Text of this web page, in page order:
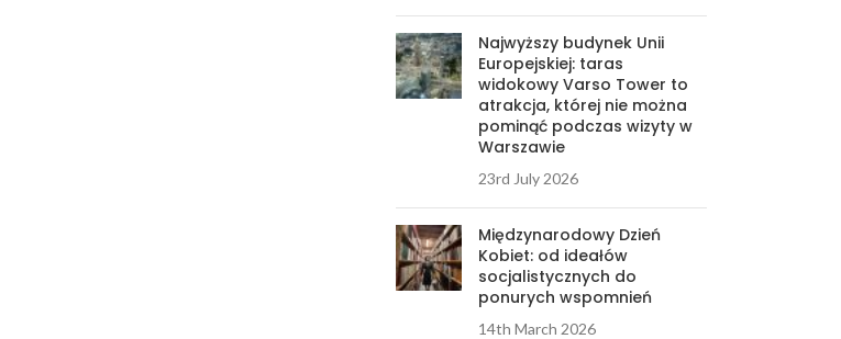
Najwyższy budynek Unii
Europejskiej: taras
widokowy Varso Tower to
atrakcja, której nie można
pominąć podczas wizyty w
Warszawie
23rd July 2026
Międzynarodowy Dzień
Kobiet: od ideałów
socjalistycznych do
ponurych wspomnień
14th March 2026